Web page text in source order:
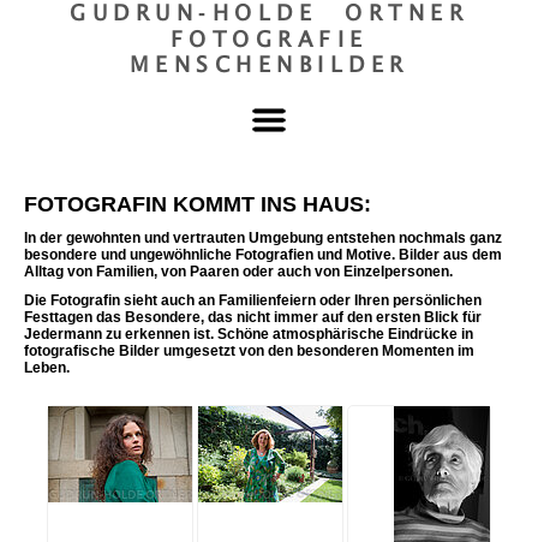
GUDRUN‐HOLDE ORTNER
FOTOGRAFIE
MENSCHENBILDER
FOTOGRAFIN KOMMT INS HAUS:
In der gewohnten und vertrauten Umgebung entstehen nochmals ganz
besondere und ungewöhnliche Fotografien und Motive. Bilder aus dem
Alltag von Familien, von Paaren oder auch von Einzelpersonen.
Die Fotografin sieht auch an Familienfeiern oder Ihren persönlichen
Festtagen das Besondere, das nicht immer auf den ersten Blick für
Jedermann zu erkennen ist. Schöne atmosphärische Eindrücke in
fotografische Bilder umgesetzt von den besonderen Momenten im
Leben.